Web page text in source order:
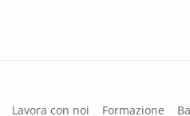
Lavora con noi Formazione